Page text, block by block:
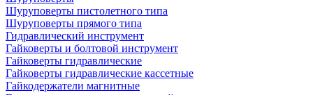
Шуруповерты пистолетного типа
Шуруповерты прямого типа
Гидравлический инструмент
Гайковерты и болтовой инструмент
Гайковерты гидравлические
Гайковерты гидравлические кассетные
Гайкодержатели магнитные